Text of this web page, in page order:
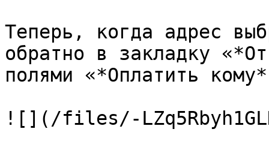
Теперь, когда адрес
обратно в закладку
полями «*Оплатить
![](/files/-